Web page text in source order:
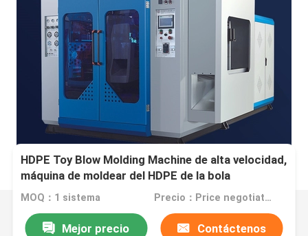
HDPE Toy Blow Molding Machine de alta velocidad,
máquina de moldear del HDPE de la bola
MOQ：1 sistema Precio：Price negotiation.
Mejor precio Contáctenos